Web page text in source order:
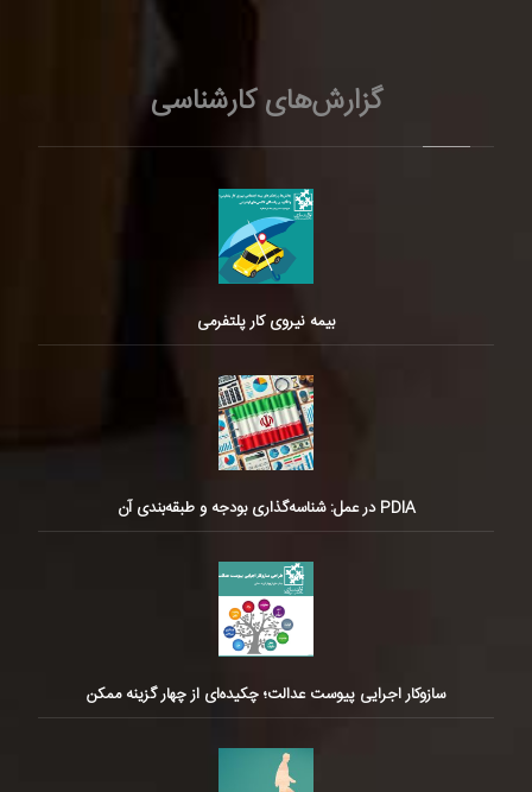
گزارش‌های کارشناسی
بیمه نیروی کار پلتفرمی
PDIA در عمل: شناسه‌گذاری بودجه و طبقه‌بندی آن
سازوکار اجرایی پیوست عدالت؛ چکیده‌ای از چهار گزینه ممکن